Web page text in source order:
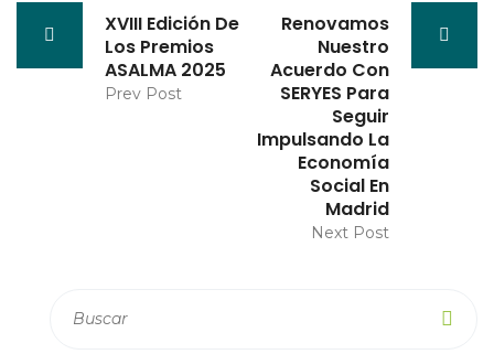
XVIII Edición De
Los Premios
ASALMA 2025
Prev Post
Renovamos
Nuestro
Acuerdo Con
SERYES Para
Seguir
Impulsando La
Economía
Social En
Madrid
Next Post